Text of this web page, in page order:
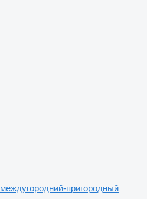
междугородний-пригородный